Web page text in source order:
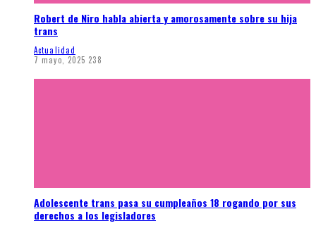
Robert de Niro habla abierta y amorosamente sobre su hija
trans
Actualidad
7 mayo, 2025 238
Adolescente trans pasa su cumpleaños 18 rogando por sus
derechos a los legisladores